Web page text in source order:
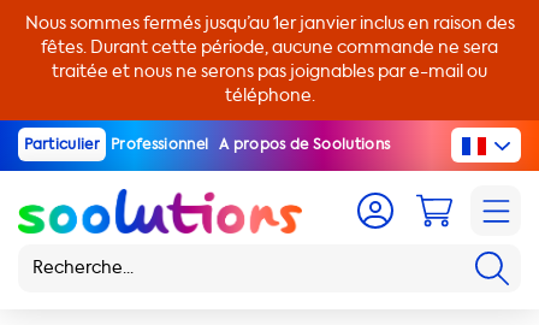
Nous sommes fermés jusqu’au 1er janvier inclus en raison des
fêtes. Durant cette période, aucune commande ne sera
traitée et nous ne serons pas joignables par e-mail ou
téléphone.
Particulier Professionnel A propos de Soolutions